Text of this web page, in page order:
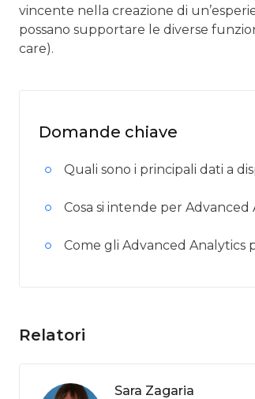
vincente nella creazione di
possano supportare le diverse
care).
Domande chiave
Quali sono i principali dati a
Cosa si intende per
Come gli Advanced Analytics
Relatori
Sara Zagaria